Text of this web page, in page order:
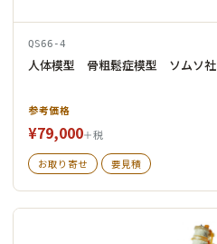
QS66-4
人体模型 骨粗鬆症模型 ソムソ社
参考価格
¥79,000＋税
お取り寄せ 要見積